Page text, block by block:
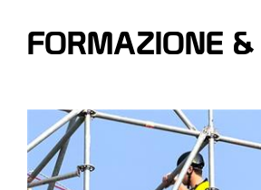
FORMAZIONE &